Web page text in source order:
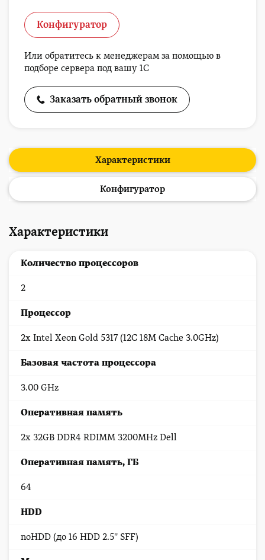
Конфигуратор
Или обратитесь к менеджерам за помощью в
подборе сервера под вашу 1С
Заказать обратный звонок
Характеристики
Конфигуратор
Характеристики
Количество процессоров
2
Процессор
2x Intel Xeon Gold 5317 (12C 18M Cache 3.0GHz)
Базовая частота процессора
3.00 GHz
Оперативная память
2x 32GB DDR4 RDIMM 3200MHz Dell
Оперативная память, ГБ
64
HDD
noHDD (до 16 HDD 2.5'' SFF)